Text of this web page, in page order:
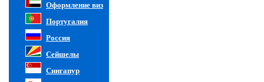
Оформление виз
Португалия
Россия
Сейшелы
Сингапур